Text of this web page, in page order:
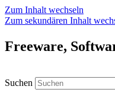
Zum Inhalt wechseln
Zum sekundären Inhalt
Freeware,
Suchen